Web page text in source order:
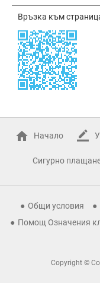
Връзка към
Начало
Сигурно
Общи условия
Помощ Означения
Copyright ©